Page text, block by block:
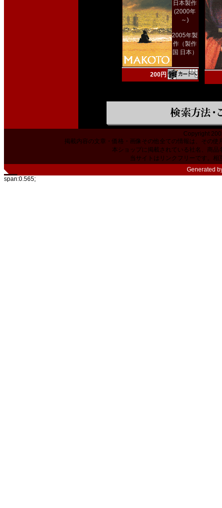
日本製作
(2000年
～)
2005年製
作（製作
国 日本）
200円
Copyright
掲載内容の文章・価格・画像その他全ての情報は、その
本ショップに掲載されている社名、商
当サイトはリンクフリーです。相
Generated
span:0.565;